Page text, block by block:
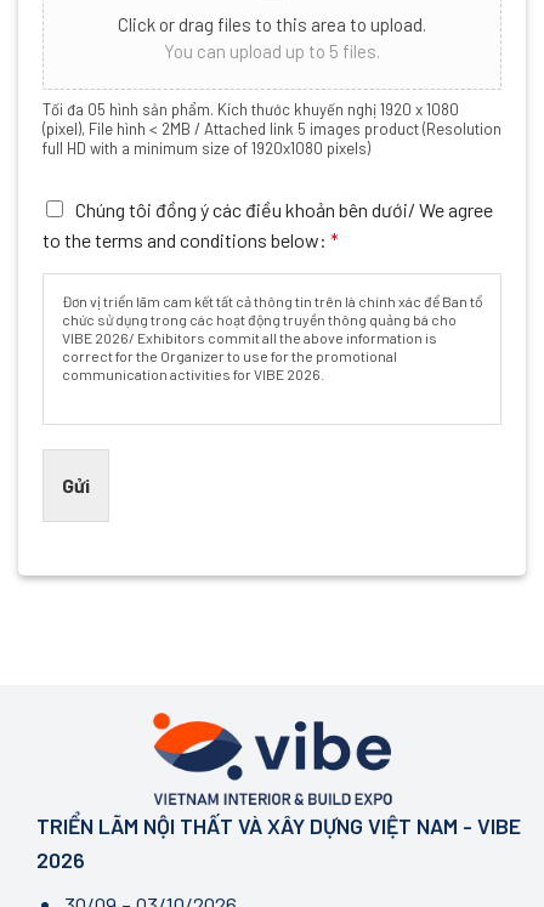
Click or drag files to this area to upload.
You can upload up to 5 files.
Tối đa 05 hình sản phẩm. Kích thước khuyến nghị 1920 x 1080
(pixel), File hình < 2MB / Attached link 5 images product (Resolution
full HD with a minimum size of 1920x1080 pixels)
Chúng tôi đồng ý các điều khoản bên dưới/ We agree
to the terms and conditions below: *
Đơn vị triển lãm cam kết tất cả thông tin trên là chính xác để Ban tổ
chức sử dụng trong các hoạt động truyền thông quảng bá cho
VIBE 2026/ Exhibitors commit all the above information is
correct for the Organizer to use for the promotional
communication activities for VIBE 2026.
Gửi
TRIỂN LÃM NỘI THẤT VÀ XÂY DỰNG VIỆT NAM - VIBE
2026